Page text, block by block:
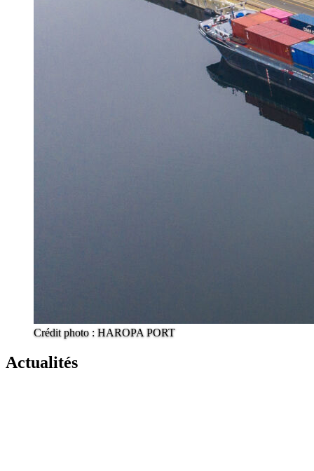
Crédit photo : HAROPA PORT
Actualités